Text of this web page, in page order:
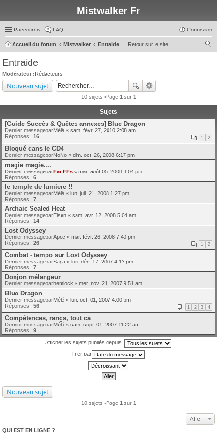
Mistwalker Fr
Raccourcis FAQ Connexion
Retour sur le site
Accueil du forum Mistwalker
Entraide
Entraide
Modérateur :Rédacteurs
Nouveau sujet
10 sujets •Page 1 sur 1
Sujets
[Guide Succès & Quêtes annexes] Blue Dragon
Dernier messageparMélé « sam. févr. 27, 2010 2:08 am
Réponses : 16 1 2
Bloqué dans le CD4
Dernier messageparNoNo « dim. oct. 26, 2008 6:17 pm
magie magie....
Dernier messageparFanFFs « mar. août 05, 2008 3:04 pm
Réponses : 6
le temple de lumiere !!
Dernier messageparMélé « lun. juil. 21, 2008 1:27 pm
Réponses : 7
Archaic Sealed Heat
Dernier messageparEisen « sam. avr. 12, 2008 5:04 am
Réponses : 14
Lost Odyssey
Dernier messageparApoc « mar. févr. 26, 2008 7:40 pm
Réponses : 26 1 2
Combat - tempo sur Lost Odyssey
Dernier messageparSaga « lun. déc. 17, 2007 4:13 pm
Réponses : 7
Donjon mélangeur
Dernier messageparhemlock « mer. nov. 21, 2007 9:51 am
Blue Dragon
Dernier messageparMélé « lun. oct. 01, 2007 4:00 pm
Réponses : 56 1 2 3 4
Compétences, rangs, tout ca
Dernier messageparMélé « sam. sept. 01, 2007 11:22 am
Réponses : 9
Afficher les sujets publiés depuis :
Trier par
Nouveau sujet
10 sujets •Page 1 sur 1
Aller
QUI EST EN LIGNE ?